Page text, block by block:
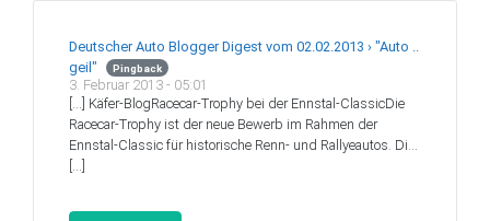
Deutscher Auto Blogger Digest vom 02.02.2013 › "Auto ..
geil"
Pingback
3. Februar 2013 - 05:01
[…] Käfer-BlogRacecar-Trophy bei der Ennstal-ClassicDie
Racecar-Trophy ist der neue Bewerb im Rahmen der
Ennstal-Classic für historische Renn- und Rallyeautos. Di…
[…]